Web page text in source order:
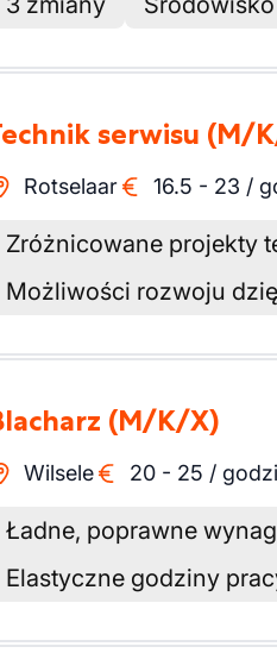
Technik serwisu (M/
Rotselaar 16.5 - 23 /
Zróżnicowane projekty
Możliwości rozwoju
Blacharz (M/K/X)
Wilsele 20 - 25 /
Ładne, poprawne
Elastyczne godziny